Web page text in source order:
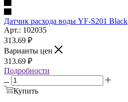
Датчик расхода воды YF-S201 Black
Арт.: 102035
313.69 ₽
Варианты цен
313.69 ₽
Подробности
Купить